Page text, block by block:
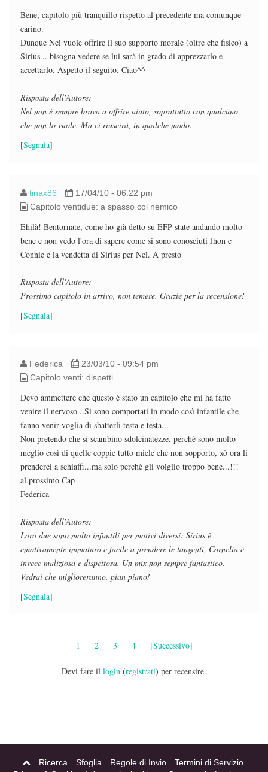
Bene, capitolo più tranquillo rispetto al precedente ma comunque
carino.
Dunque Nel vuole offrire il suo supporto morale (oltre che fisico) a
Sirius... bisogna vedere se lui sarà in grado di apprezzarlo e
accettarlo. Aspetto il seguito. Ciao^^
Risposta dell'Autore:
Nel non è sempre brava a offrire aiuto, soprattutto con qualcuno
che non lo vuole. Ma ci riuscirà, in qualche modo.
[Segnala]
tinax86
17/04/10 - 06:22 pm
Capitolo ventidue: a spasso col nemico
Ehilà! Bentornate, come ho già detto su EFP state andando molto
bene e non vedo l'ora di sapere come si sono conosciuti Jhon e
Connie e la vendetta di Sirius per Nel. A presto
Risposta dell'Autore:
Prossimo capitolo in arrivo, non temere. Grazie per la recensione!
[Segnala]
Federica
23/03/10 - 09:54 pm
Capitolo venti: dispetti
Devo ammettere che questo è stato un capitolo che mi ha fatto
venire il nervoso...Si sono comportati in modo così infantile che
fanno venir voglia di sbatterli testa e testa...
Non pretendo che si scambino sdolcinatezze, perchè sono molto
meglio così di quelle coppie tutto miele che non sopporto, xò ora li
prenderei a schiaffi...ma solo perchè gli volglio troppo bene...!!!
al prossimo Cap
Federica
Risposta dell'Autore:
Loro due sono molto infantili per motivi diversi: Sirius è
emotivamente immaturo e facile a prendere le tangenti, Cornelia è
invece maliziosa e dispettosa. Un mix non sempre fantastico.
Vedrai che miglioreranno, pian piano!
[Segnala]
1 2 3 4 [Successivo]
Devi fare il login (registrati) per recensire.
Ricerca Sfoglia Regole di Invio
Termini di Servizio